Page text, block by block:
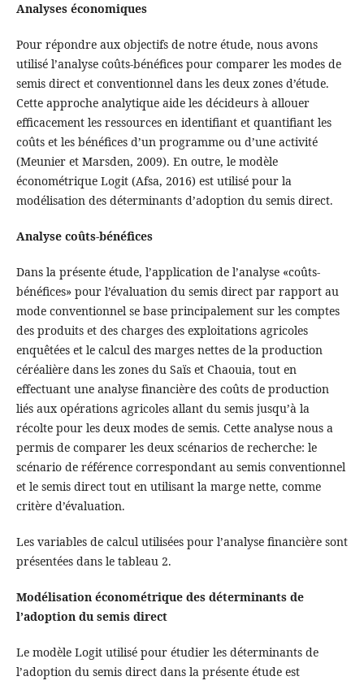
Analyses économiques
Pour répondre aux objectifs de notre étude, nous avons
utilisé l’analyse coûts-bénéfices pour comparer les modes de
semis direct et conventionnel dans les deux zones d’étude.
Cette approche analytique aide les décideurs à allouer
efficacement les ressources en identifiant et quantifiant les
coûts et les bénéfices d’un programme ou d’une activité
(Meunier et Marsden, 2009). En outre, le modèle
économétrique Logit (Afsa, 2016) est utilisé pour la
modélisation des déterminants d’adoption du semis direct.
Analyse coûts-bénéfices
Dans la présente étude, l’application de l’analyse «coûts-
bénéfices» pour l’évaluation du semis direct par rapport au
mode conventionnel se base principalement sur les comptes
des produits et des charges des exploitations agricoles
enquêtées et le calcul des marges nettes de la production
céréalière dans les zones du Saïs et Chaouia, tout en
effectuant une analyse financière des coûts de production
liés aux opérations agricoles allant du semis jusqu’à la
récolte pour les deux modes de semis. Cette analyse nous a
permis de comparer les deux scénarios de recherche: le
scénario de référence correspondant au semis conventionnel
et le semis direct tout en utilisant la marge nette, comme
critère d’évaluation.
Les variables de calcul utilisées pour l’analyse financière sont
présentées dans le tableau 2.
Modélisation économétrique des déterminants de
l’adoption du semis direct
Le modèle Logit utilisé pour étudier les déterminants de
l’adoption du semis direct dans la présente étude est